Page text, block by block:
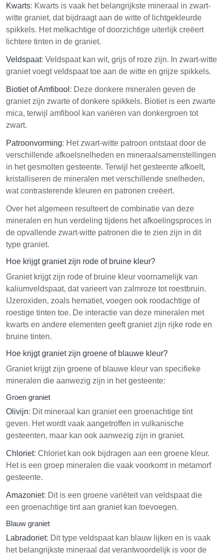
Kwarts: Kwarts is vaak het belangrijkste mineraal in zwart-
witte graniet, dat bijdraagt aan de witte of lichtgekleurde
spikkels. Het melkachtige of doorzichtige uiterlijk creëert
lichtere tinten in de graniet.
Veldspaat: Veldspaat kan wit, grijs of roze zijn. In zwart-witte
graniet voegt veldspaat toe aan de witte en grijze spikkels.
Biotiet of Amfibool : Deze donkere mineralen geven de
graniet zijn zwarte of donkere spikkels. Biotiet is een zwarte
mica, terwijl amfibool kan variëren van donkergroen tot
zwart.
Patroonvorming: Het zwart-witte patroon ontstaat door de
verschillende afkoelsnelheden en mineraalsamenstellingen
in het gesmolten gesteente. Terwijl het gesteente afkoelt,
kristalliseren de mineralen met verschillende snelheden,
wat contrasterende kleuren en patronen creëert.
Over het algemeen resulteert de combinatie van deze
mineralen en hun verdeling tijdens het afkoelingsproces in
de opvallende zwart-witte patronen die te zien zijn in dit
type graniet.
Hoe krijgt graniet zijn rode of bruine kleur?
Graniet krijgt zijn rode of bruine kleur voornamelijk van
kaliumveldspaat, dat varieert van zalmroze tot roestbruin.
IJzeroxiden, zoals hematiet, voegen ook roodachtige of
roestige tinten toe. De interactie van deze mineralen met
kwarts en andere elementen geeft graniet zijn rijke rode en
bruine tinten.
Hoe krijgt graniet zijn groene of blauwe kleur?
Graniet krijgt zijn groene of blauwe kleur van specifieke
mineralen die aanwezig zijn in het gesteente:
Groen graniet
Olivijn: Dit mineraal kan graniet een groenachtige tint
geven. Het wordt vaak aangetroffen in vulkanische
gesteenten, maar kan ook aanwezig zijn in graniet.
Chloriet: Chloriet kan ook bijdragen aan een groene kleur.
Het is een groep mineralen die vaak voorkomt in metamorf
gesteente.
Amazoniet: Dit is een groene variëteit van veldspaat die
een groenachtige tint aan graniet kan toevoegen.
Blauw graniet
Labradoriet: Dit type veldspaat kan blauw lijken en is vaak
het belangrijkste mineraal dat verantwoordelijk is voor de